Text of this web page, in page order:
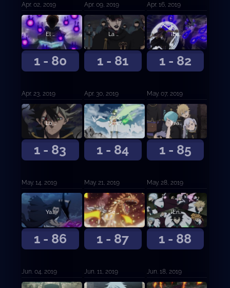
Apr. 02, 2019 Apr. 09, 2019 Apr. 16, 2019
1 - 80
El hermano modelo contra el hermano mediocre
Apr. 23, 2019
1 - 81
La forma de vida de cierto hombre
Apr. 30, 2019
1 - 82
¡Especial Petit Clover! ¡Charmy la demonio!
May. 07, 2019
1 - 83
Lo grabaré en vuestra memoria
May. 14, 2019
1 - 84
Vencedores
May. 21, 2019
1 - 85
Fraternizar al Desnudo
May. 28, 2019
1 - 86
Yami y Vangeance
Jun. 04, 2019
1 - 87
Se forman los Caballeros Reales
Jun. 11, 2019
1 - 88
¡Entrada a la guardia de Ojo de la Noche Blanca!
Jun. 18, 2019